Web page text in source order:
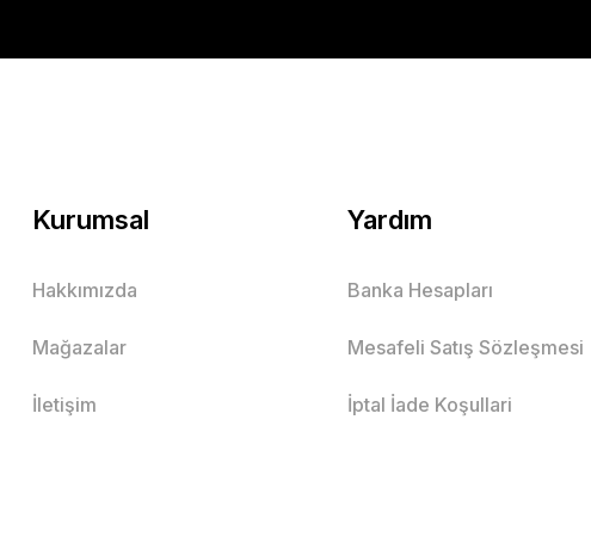
Kurumsal
Hakkımızda
Mağazalar
İletişim
Yardım
Banka Hesapları
Mesafeli Satış Sözleşmesi
İptal İade Koşullari